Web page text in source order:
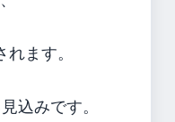
ます。
込みです。